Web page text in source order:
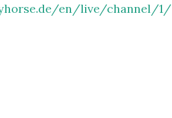
en/live/channel/1/